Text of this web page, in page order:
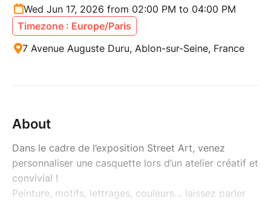
Wed Jun 17, 2026 from 02:00 PM to 04:00 PM
Timezone : Europe/Paris
7 Avenue Auguste Duru, Ablon-sur-Seine, France
About
Dans le cadre de l’exposition Street Art, venez
personnaliser une casquette lors d’un atelier créatif et
convivial !
Peinture, motifs, lettrages, couleurs… laissez parler